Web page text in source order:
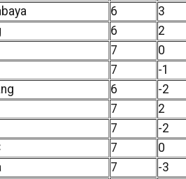
6
3
6
2
7
0
7
-1
6
-2
7
2
7
-2
7
0
7
-3